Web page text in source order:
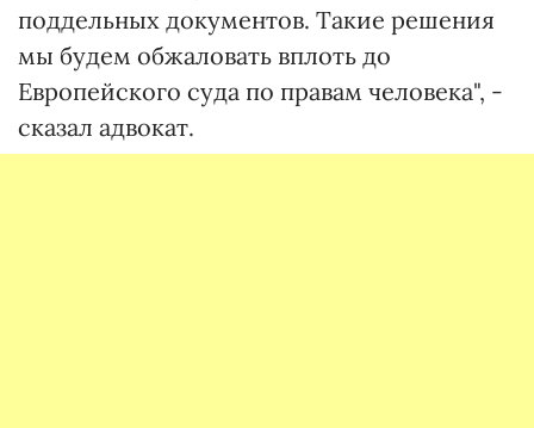
поддельных документов. Такие решения
мы будем обжаловать вплоть до
Европейского суда по правам человека", -
сказал адвокат.